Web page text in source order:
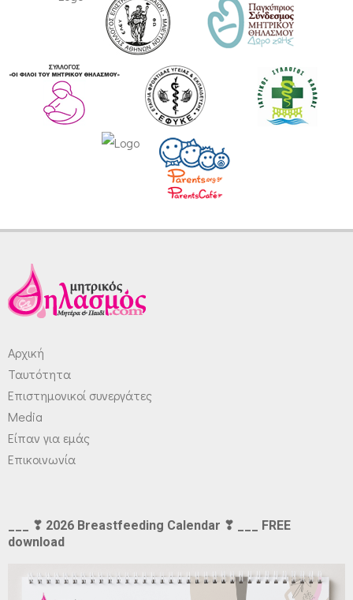
Αρχική
Ταυτότητα
Επιστημονικοί συνεργάτες
Media
Είπαν για εμάς
Επικοινωνία
___ ❣ 2026 Breastfeeding Calendar ❣ ___ FREE
download